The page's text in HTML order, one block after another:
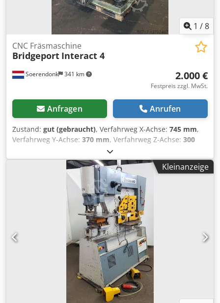
1 /8
Soerendonk 341 km
CNC Fräsmaschine
Bridgeport Interact 4
2.000 €
Festpreis zzgl. MwSt.
Anfragen Anrufen
Zustand: gut (gebraucht), Verfahrweg X-Achse: 745 mm,
Verfahrweg Y-Achse: 370 mm, Verfahrweg Z-Achse: 300
, Bridgeport Fräsmaschine Typ: Interact 4 Steuerung:
Heidenhain TNC 155 X-Weg: 745 mm Y-Weg: 370 mm Z-
Weg: 300 mm Bett: 960 x 380 mm Chodpfjqgcdtsx Akcea
Spindel: ISO 40 Abmasse: 185x180x235 cm LxBxH
Kleinanzeige